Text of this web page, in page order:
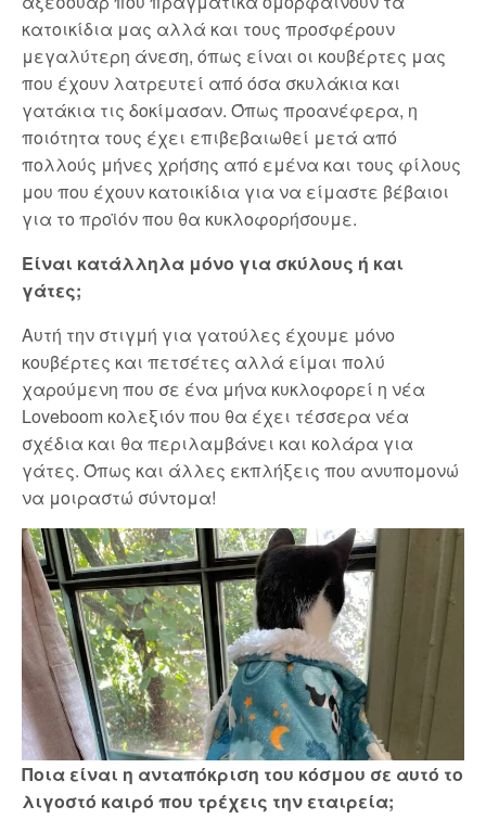
κατοικίδια μας αλλά και τους προσφέρουν
μεγαλύτερη άνεση, όπως είναι οι κουβέρτες μας
που έχουν λατρευτεί από όσα σκυλάκια και
γατάκια τις δοκίμασαν. Όπως προανέφερα, η
ποιότητα τους έχει επιβεβαιωθεί μετά από
πολλούς μήνες χρήσης από εμένα και τους φίλους
μου που έχουν κατοικίδια για να είμαστε βέβαιοι
για το προϊόν που θα κυκλοφορήσουμε.
Είναι κατάλληλα μόνο για σκύλους ή και
γάτες;
Αυτή την στιγμή για γατούλες έχουμε μόνο
κουβέρτες και πετσέτες αλλά είμαι πολύ
χαρούμενη που σε ένα μήνα κυκλοφορεί η νέα
Loveboom κολεξιόν που θα έχει τέσσερα νέα
σχέδια και θα περιλαμβάνει και κολάρα για
γάτες. Όπως και άλλες εκπλήξεις που ανυπομονώ
να μοιραστώ σύντομα!
Ποια είναι η ανταπόκριση του κόσμου σε αυτό το
λιγοστό καιρό που τρέχεις την εταιρεία;